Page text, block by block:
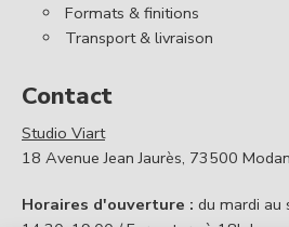
Formats & finitions
Transport & livraison
Contact
Studio Viart
18 Avenue Jean Jaurès, 73500
Horaires d'ouverture : du mardi au